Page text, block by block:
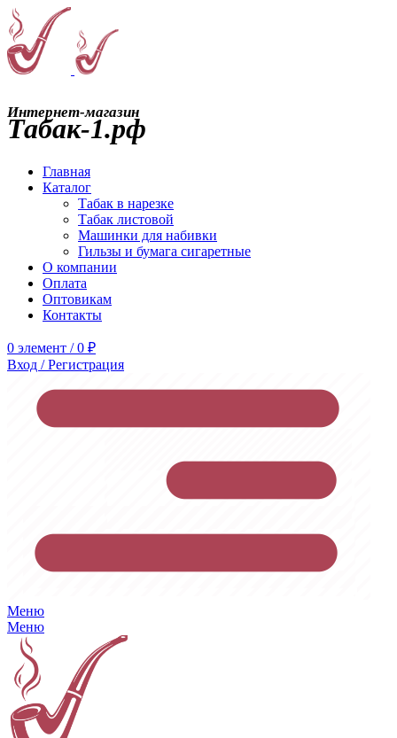
Интернет-магазин
Табак-1.рф
Главная
Каталог
Табак в нарезке
Табак листовой
Машинки для набивки
Гильзы и бумага сигаретные
О компании
Оплата
Оптовикам
Контакты
0 элемент / 0 ₽
Вход / Регистрация
Меню
Меню